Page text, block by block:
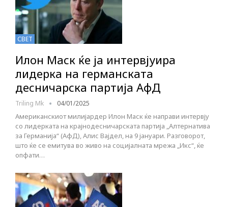
СВЕТ
Илон Маск ќе ja интервјуира
лидерка на германската
десничарска партија АфД
Triling Mk 04/01/2025
Американскиот милијардер Илон Маск ќе направи интервју
со лидерката на крајнодесничарската партија „Алтернатива
за Германија“ (АфД), Алис Вајдел, на 9 јануари. Разговорот,
што ќе се емитува во живо на социјалната мрежа „Икс“, ќе
опфати…